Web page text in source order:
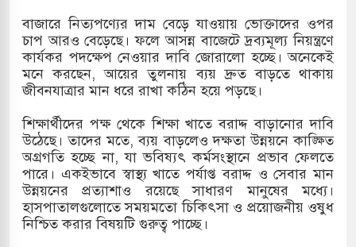
পাহাড়ি ঢলে ফুঁসে উঠেছে তিস্তা
মুক্তির দাবিতে পাকিস্তানজুড়ে পিটিআইয়ের আজ
কোরিয়ার ক্ষেপণাস্ত্র ইউনিট মোতায়েন করা হয়েছে:
বাজারে নিত্যপণ্যের দাম বেড়ে যাওয়ায় ভোক্তাদের ওপর
চাপ আরও বেড়েছে। ফলে আসন্ন বাজেটে দ্রব্যমূল্য নিয়ন্ত্রণে
কার্যকর পদক্ষেপ নেওয়ার দাবি জোরালো হচ্ছে। অনেকেই
মনে করছেন, আয়ের তুলনায় ব্যয় দ্রুত বাড়তে থাকায়
জীবনযাত্রার মান ধরে রাখা কঠিন হয়ে পড়ছে।
শিক্ষার্থীদের পক্ষ থেকে শিক্ষা খাতে বরাদ্দ বাড়ানোর দাবি
উঠেছে। তাদের মতে, ব্যয় বাড়লেও দক্ষতা উন্নয়নে কাঙ্ক্ষিত
অগ্রগতি হচ্ছে না, যা ভবিষ্যৎ কর্মসংস্থানে প্রভাব ফেলতে
পারে। একইভাবে স্বাস্থ্য খাতে পর্যাপ্ত বরাদ্দ ও সেবার মান
উন্নয়নের প্রত্যাশাও রয়েছে সাধারণ মানুষের মধ্যে।
হাসপাতালগুলোতে সময়মতো চিকিৎসা ও প্রয়োজনীয় ওষুধ
নিশ্চিত করার বিষয়টি গুরুত্ব পাচ্ছে।